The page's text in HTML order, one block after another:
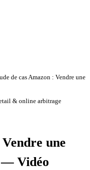
de cas Amazon : Vendre une
& online arbitrage
une
Vidéo